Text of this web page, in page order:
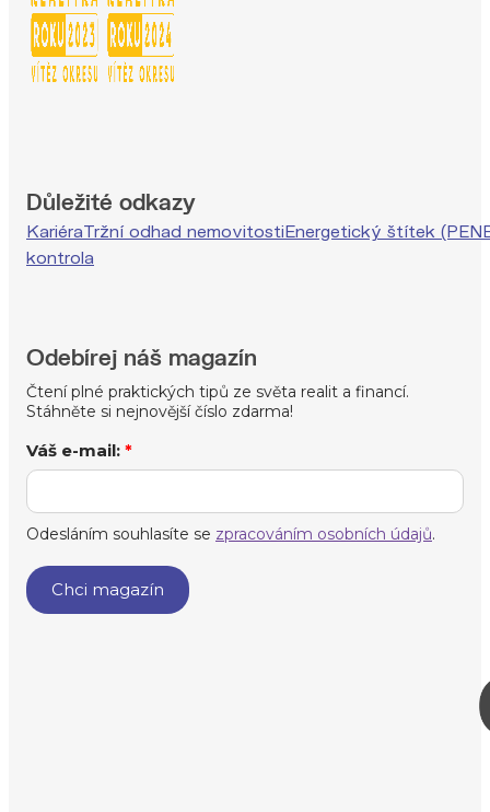
Důležité odkazy
KariéraTržní odhad nemovitostiEnergetický štítek
kontrola
Odebírej náš magazín